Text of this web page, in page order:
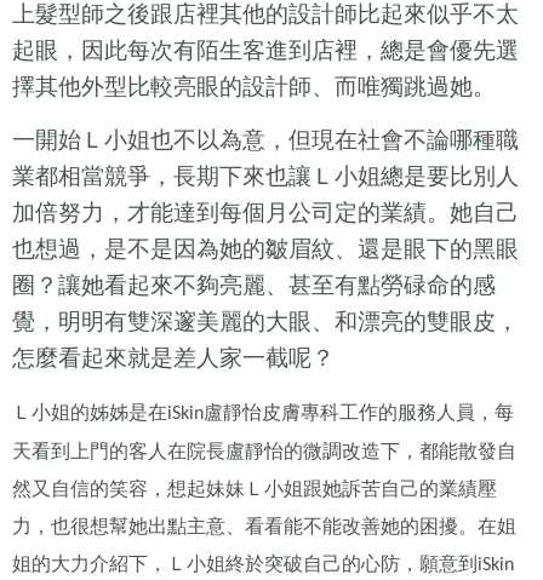
上髮型師之後跟店裡其他的設計師比起來似乎不太
起眼，因此每次有陌生客進到店裡，總是會優先選
擇其他外型比較亮眼的設計師、而唯獨跳過她。
一開始Ｌ小姐也不以為意，但現在社會不論哪種職
業都相當競爭，長期下來也讓Ｌ小姐總是要比別人
加倍努力，才能達到每個月公司定的業績。她自己
也想過，是不是因為她的皺眉紋、還是眼下的黑眼
圈？讓她看起來不夠亮麗、甚至有點勞碌命的感
覺，明明有雙深邃美麗的大眼、和漂亮的雙眼皮，
怎麼看起來就是差人家一截呢？
Ｌ小姐的姊姊是在iSkin盧靜怡皮膚專科工作的服務人員，每
天看到上門的客人在院長盧靜怡的微調改造下，都能散發自
然又自信的笑容，想起妹妹Ｌ小姐跟她訴苦自己的業績壓
力，也很想幫她出點主意、看看能不能改善她的困擾。在姐
姐的大力介紹下，Ｌ小姐終於突破自己的心防，願意到 iSkin